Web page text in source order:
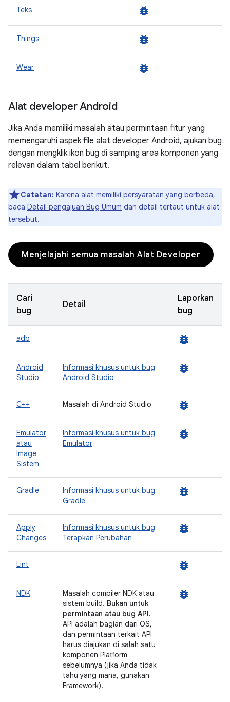
Teks bug_report
Things bug_report
Wear bug_report
Alat developer Android
Jika Anda memiliki masalah atau permintaan fitur yang
memengaruhi aspek file alat developer Android, ajukan bug
dengan mengklik ikon bug di samping area komponen yang
relevan dalam tabel berikut.
Catatan: Karena alat memiliki persyaratan yang berbeda,
baca Detail pengajuan Bug Umum dan detail tertaut untuk alat
tersebut.
Menjelajahi semua masalah Alat Developer
Cari
bug
Detail
Laporkan
bug
adb bug_report
Android
Studio
Informasi khusus untuk bug
Android Studio
bug_report
C++ Masalah di Android Studio bug_report
Emulator
atau
Image
Sistem
Informasi khusus untuk bug
Emulator
bug_report
Gradle
Informasi khusus untuk bug
Gradle
bug_report
Apply
Changes
Informasi khusus untuk bug
Terapkan Perubahan
bug_report
Lint bug_report
NDK
Masalah compiler NDK atau
sistem build. Bukan untuk
permintaan atau bug API.
API adalah bagian dari OS,
dan permintaan terkait API
harus diajukan di salah satu
komponen Platform
sebelumnya (jika Anda tidak
tahu yang mana, gunakan
Framework).
bug_report